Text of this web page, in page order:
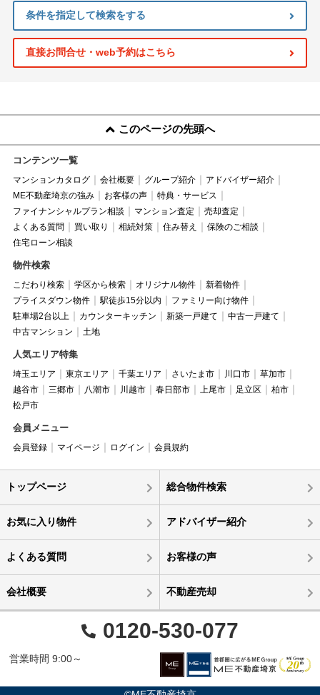
条件を指定して検索をする
直接お問合せ・web予約はこちら
このページの先頭へ
コンテンツ一覧
マンションカタログ 会社概要 グループ紹介
アドバイザー紹介
ME不動産埼京の強み
お客様の声
特典・サービス
ファイナンシャルプラン相談
マンション査定
売却査定
よくある質問
買い取り 相続対策 住み替え
保険のご相談
住宅ローン相談
物件検索
こだわり検索 学区から検索 オリジナル物件
新着物件
プライスダウン物件
駅徒歩15分以内
ファミリー向け物件
駐車場2台以上
カウンターキッチン 新築一戸建て
中古一戸建て
中古マンション
土地
人気エリア特集
埼玉エリア 東京エリア 千葉エリア さいたま市 川口市
草加市
越谷市
三郷市 八潮市 川越市 春日部市 上尾市 足立区
柏市
松戸市
会員メニュー
会員登録 マイページ ログイン 会員規約
トップページ 総合物件検索
お気に入り物件 アドバイザー紹介
よくある質問 お客様の声
会社概要 不動産売却
0120-530-077
営業時間 9:00～